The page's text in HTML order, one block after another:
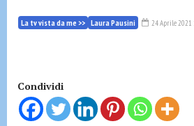
g
o
n
La tv vista da me >> Laura Pausini 24 Aprile 2021
Condividi